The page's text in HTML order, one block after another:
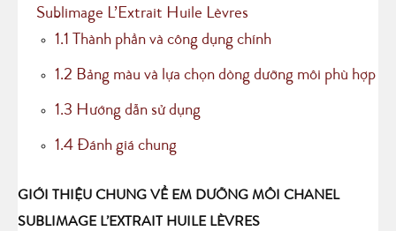
Sublimage L’Extrait Huile Lèvres
1.1 Thành phần và công dụng chính
1.2 Bảng màu và lựa chọn dòng dưỡng môi phù hợp
1.3 Hướng dẫn sử dụng
1.4 Đánh giá chung
GIỚI THIỆU CHUNG VỀ EM DƯỠNG MÔI CHANEL
SUBLIMAGE L’EXTRAIT HUILE LÈVRES